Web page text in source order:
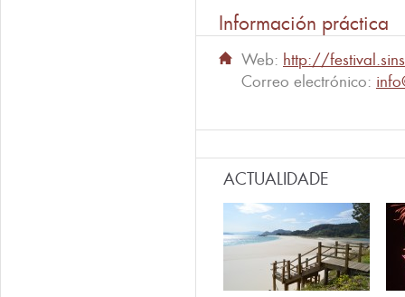
Información práctica
Web: http://
Correo electrónico:
ACTUALIDADE